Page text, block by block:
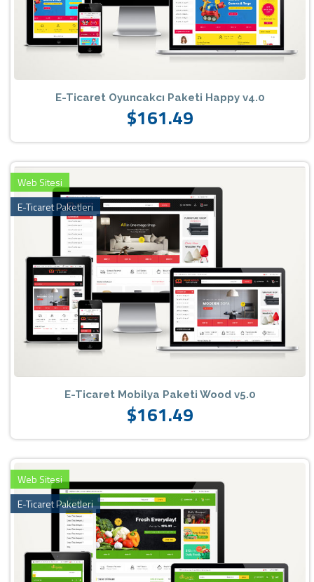
E-Ticaret Oyuncakcı Paketi Happy v4.0
$161.49
Web Sitesi
E-Ticaret Paketleri
E-Ticaret Mobilya Paketi Wood v5.0
$161.49
Web Sitesi
E-Ticaret Paketleri